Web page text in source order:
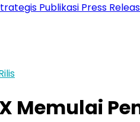
Publikasi Press
Memulai